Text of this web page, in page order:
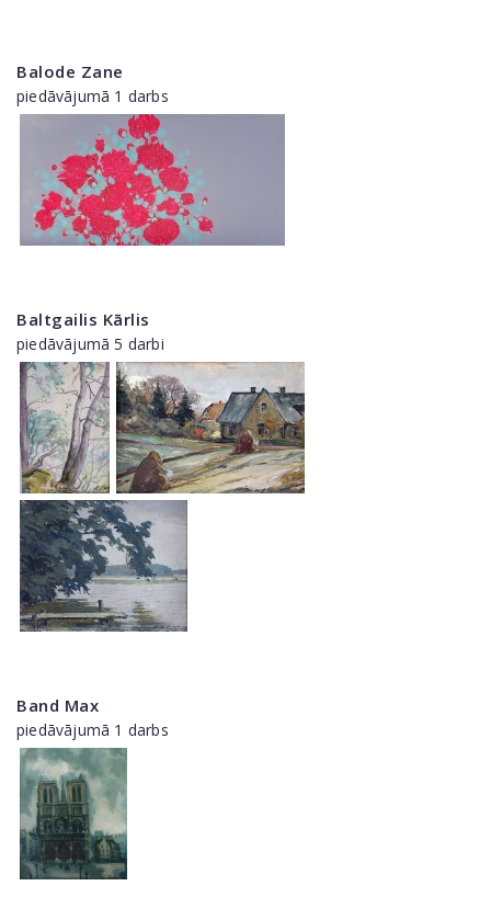
Balode Zane
piedāvājumā 1 darbs
Baltgailis Kārlis
piedāvājumā 5 darbi
Band Max
piedāvājumā 1 darbs